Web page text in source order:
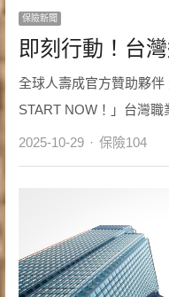
保險新聞
即刻行動！台
全球人壽成官方贊助夥
START NOW！」台灣
2025-10-29 Author
保險104